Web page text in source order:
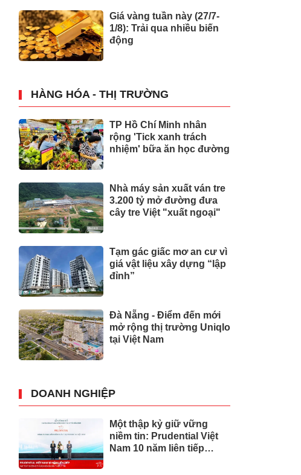
Giá vàng tuần này (27/7-
1/8): Trải qua nhiều biến
động
HÀNG HÓA - THỊ TRƯỜNG
TP Hồ Chí Minh nhân
rộng 'Tick xanh trách
nhiệm' bữa ăn học đường
Nhà máy sản xuất ván tre
3.200 tỷ mở đường đưa
cây tre Việt "xuất ngoại"
Tạm gác giấc mơ an cư vì
giá vật liệu xây dựng “lập
đỉnh”
Đà Nẵng - Điểm đến mới
mở rộng thị trường Uniqlo
tại Việt Nam
DOANH NGHIỆP
Một thập kỷ giữ vững
niềm tin: Prudential Việt
Nam 10 năm liên tiếp